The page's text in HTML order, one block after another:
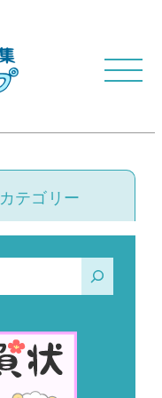
カテゴリー